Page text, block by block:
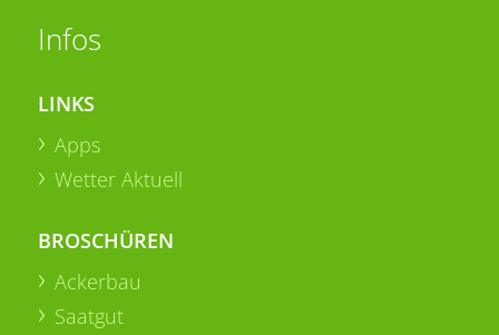
Infos
LINKS
Apps
Wetter Aktuell
BROSCHÜREN
Ackerbau
Saatgut